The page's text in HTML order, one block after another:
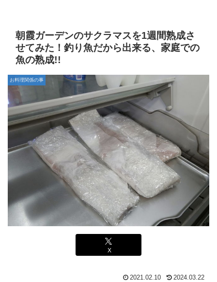
朝霞ガーデンのサクラマスを1週間熟成さ
せてみた！釣り魚だから出来る、家庭での
魚の熟成!!
お料理関係の事
X
2021.02.10 2024.03.22